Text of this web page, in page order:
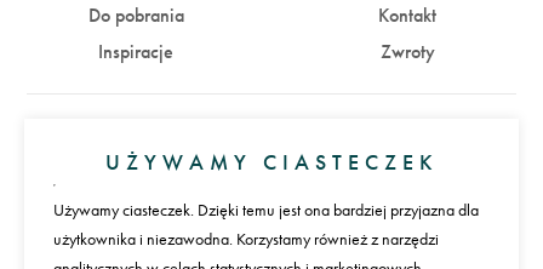
Do pobrania
Inspiracje
Kontakt
Zwroty
Zaloguj się Załóż konto
Płatności
UŻYWAMY CIASTECZEK
Używamy ciasteczek. Dzięki temu jest ona bardziej przyjazna dla
użytkownika i niezawodna. Korzystamy również z narzędzi